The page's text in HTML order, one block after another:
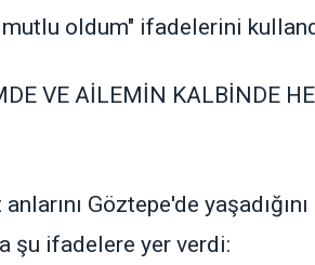
oldum" ifadelerini
VE AİLEMİN KALBİNDE
Göztepe'de
şu ifadelere yer verdi: